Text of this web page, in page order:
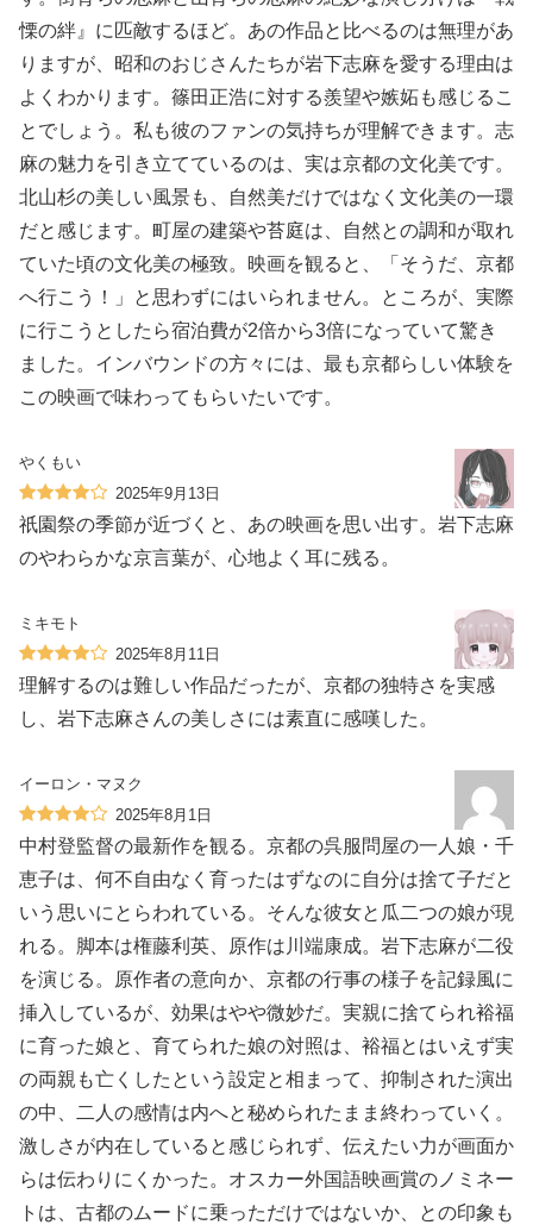
慄の絆』に匹敵するほど。あの作品と比べるのは無理があ
りますが、昭和のおじさんたちが岩下志麻を愛する理由は
よくわかります。篠田正浩に対する羨望や嫉妬も感じるこ
とでしょう。私も彼のファンの気持ちが理解できます。志
麻の魅力を引き立てているのは、実は京都の文化美です。
北山杉の美しい風景も、自然美だけではなく文化美の一環
だと感じます。町屋の建築や苔庭は、自然との調和が取れ
ていた頃の文化美の極致。映画を観ると、「そうだ、京都
へ行こう！」と思わずにはいられません。ところが、実際
に行こうとしたら宿泊費が2倍から3倍になっていて驚き
ました。インバウンドの方々には、最も京都らしい体験を
この映画で味わってもらいたいです。
やくもい
2025年9月13日
祇園祭の季節が近づくと、あの映画を思い出す。岩下志麻
のやわらかな京言葉が、心地よく耳に残る。
ミキモト
2025年8月11日
理解するのは難しい作品だったが、京都の独特さを実感
し、岩下志麻さんの美しさには素直に感嘆した。
イーロン・マヌク
2025年8月1日
中村登監督の最新作を観る。京都の呉服問屋の一人娘・千
恵子は、何不自由なく育ったはずなのに自分は捨て子だと
いう思いにとらわれている。そんな彼女と瓜二つの娘が現
れる。脚本は権藤利英、原作は川端康成。岩下志麻が二役
を演じる。原作者の意向か、京都の行事の様子を記録風に
挿入しているが、効果はやや微妙だ。実親に捨てられ裕福
に育った娘と、育てられた娘の対照は、裕福とはいえず実
の両親も亡くしたという設定と相まって、抑制された演出
の中、二人の感情は内へと秘められたまま終わっていく。
激しさが内在していると感じられず、伝えたい力が画面か
らは伝わりにくかった。オスカー外国語映画賞のノミネー
トは、古都のムードに乗っただけではないか、との印象も